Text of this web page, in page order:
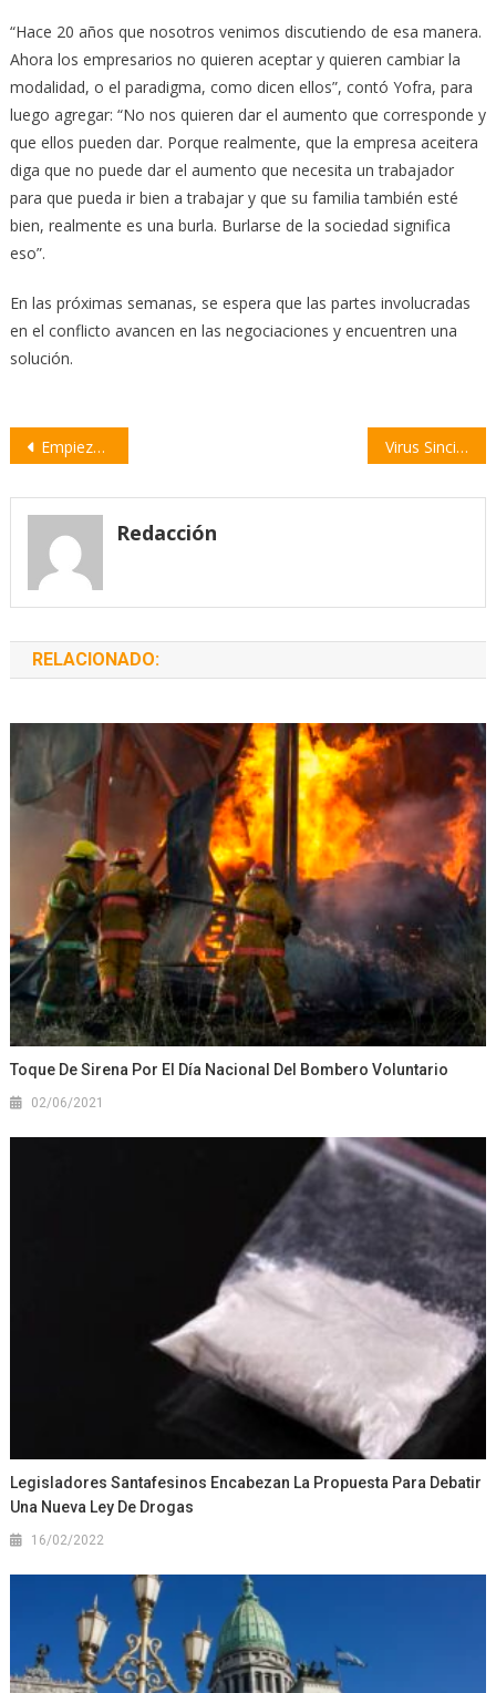
“Hace 20 años que nosotros venimos discutiendo de esa manera.
Ahora los empresarios no quieren aceptar y quieren cambiar la
modalidad, o el paradigma, como dicen ellos”, contó Yofra, para
luego agregar: “No nos quieren dar el aumento que corresponde y
que ellos pueden dar. Porque realmente, que la empresa aceitera
diga que no puede dar el aumento que necesita un trabajador
para que pueda ir bien a trabajar y que su familia también esté
bien, realmente es una burla. Burlarse de la sociedad significa
eso”.
En las próximas semanas, se espera que las partes involucradas
en el conflicto avancen en las negociaciones y encuentren una
solución.
Navegación
entradas
Empiezan las privatizaciones con cuatro centrales hidroeléctricas Virus Sincicial Respiratorio: la campaña de vacunación continúa hasta fines de agosto
Redacción
RELACIONADO:
Toque De Sirena Por El Día Nacional Del Bombero Voluntario
02/06/2021
Legisladores Santafesinos Encabezan La Propuesta Para Debatir
Una Nueva Ley De Drogas
16/02/2022